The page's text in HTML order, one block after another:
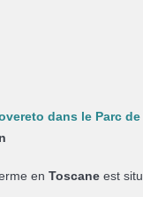
dans le Parc de
en Toscane est